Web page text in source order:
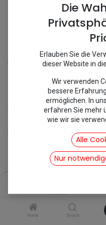
Home Search
Mehari
[5010009]
Citroën Aufkleber
inkl. Mwst
Add to Cart
Die
Erlauben Sie die
dieser Website in
Wir verwenden
bessere
ermöglichen. In
erfahren Sie mehr
wie wir sie
Alle
Nur